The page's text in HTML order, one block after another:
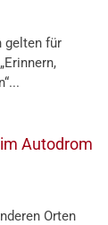
gelten für
Autodrom
Orten